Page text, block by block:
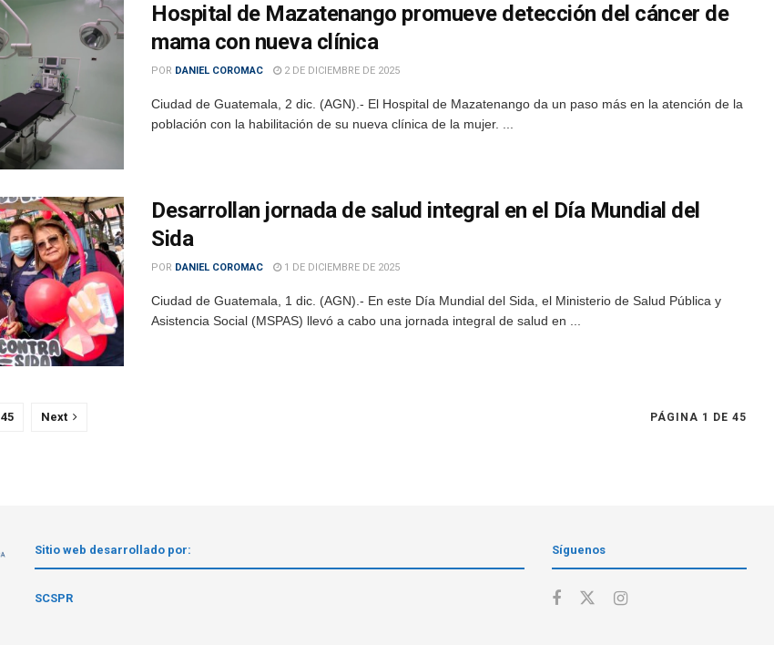
Hospital de Mazatenango promueve detección del cáncer de
mama con nueva clínica
POR DANIEL COROMAC 2 DE DICIEMBRE DE 2025
Ciudad de Guatemala, 2 dic. (AGN).- El Hospital de Mazatenango da un paso más en la atención de la
población con la habilitación de su nueva clínica de la mujer. ...
Desarrollan jornada de salud integral en el Día Mundial del
Sida
POR DANIEL COROMAC 1 DE DICIEMBRE DE 2025
Ciudad de Guatemala, 1 dic. (AGN).- En este Día Mundial del Sida, el Ministerio de Salud Pública y
Asistencia Social (MSPAS) llevó a cabo una jornada integral de salud en ...
PÁGINA 1 DE 45
45 Next
Sitio web desarrollado por:
SCSPR
Síguenos